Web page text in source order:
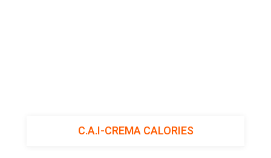
C.A.I-CREMA CALORIES